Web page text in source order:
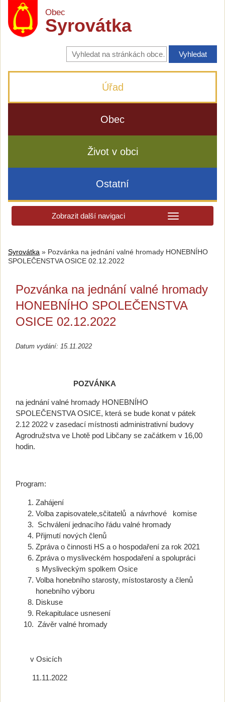
Obec
Syrovátka
Vyhledávání
na
stránkách
Úřad
Obec
Život v obci
Ostatní
Zobrazit další navigaci
Syrovátka » Pozvánka na jednání valné hromady HONEBNÍHO
SPOLEČENSTVA OSICE 02.12.2022
Pozvánka na jednání valné hromady
HONEBNÍHO SPOLEČENSTVA
OSICE 02.12.2022
Datum vydání: 15.11.2022
POZVÁNKA
na jednání valné hromady HONEBNÍHO
SPOLEČENSTVA OSICE, která se bude konat v pátek
2.12 2022 v zasedací místnosti administrativní budovy
Agrodružstva ve Lhotě pod Libčany se začátkem v 16,00
hodin.
Program:
Zahájení
Volba zapisovatele,sčitatelů a návrhové komise
Schválení jednacího řádu valné hromady
Přijmutí nových členů
Zpráva o činnosti HS a o hospodaření za rok 2021
Zpráva o mysliveckém hospodaření a spolupráci
s Mysliveckým spolkem Osice
Volba honebního starosty, místostarosty a členů
honebního výboru
Diskuse
Rekapitulace usnesení
Závěr valné hromady
v Osicích
11.11.2022